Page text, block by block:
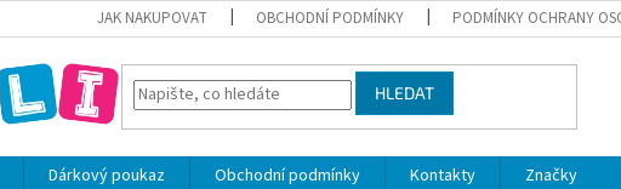
JAK NAKUPOVAT OBCHODNÍ PODMÍNKY PODMÍNKY OCHRANY
HLEDAT
Dárkový poukaz Obchodní podmínky Kontakty
Značky